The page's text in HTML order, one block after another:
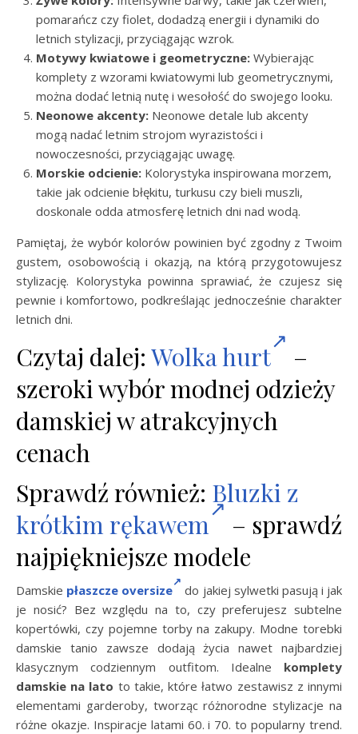
pomarańcz czy fiolet, dodadzą energii i dynamiki do
letnich stylizacji, przyciągając wzrok.
Motywy kwiatowe i geometryczne: Wybierając
komplety z wzorami kwiatowymi lub geometrycznymi,
można dodać letnią nutę i wesołość do swojego looku.
Neonowe akcenty: Neonowe detale lub akcenty
mogą nadać letnim strojom wyrazistości i
nowoczesności, przyciągając uwagę.
Morskie odcienie: Kolorystyka inspirowana morzem,
takie jak odcienie błękitu, turkusu czy bieli muszli,
doskonale odda atmosferę letnich dni nad wodą.
Pamiętaj, że wybór kolorów powinien być zgodny z Twoim
gustem, osobowością i okazją, na którą przygotowujesz
stylizację. Kolorystyka powinna sprawiać, że czujesz się
pewnie i komfortowo, podkreślając jednocześnie charakter
letnich dni.
Czytaj dalej: Wolka hurt
–
szeroki wybór modnej odzieży
damskiej w atrakcyjnych
cenach
Sprawdź również: Bluzki z
krótkim rękawem
– sprawdź
najpiękniejsze modele
Damskie płaszcze oversize
do jakiej sylwetki pasują i jak
je nosić? Bez względu na to, czy preferujesz subtelne
kopertówki, czy pojemne torby na zakupy. Modne torebki
damskie tanio zawsze dodają życia nawet najbardziej
klasycznym codziennym outfitom. Idealne komplety
damskie na lato to takie, które łatwo zestawisz z innymi
elementami garderoby, tworząc różnorodne stylizacje na
różne okazje. Inspiracje latami 60. i 70. to popularny trend.